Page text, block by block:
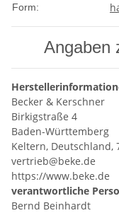
Form:
Angaben
Becker & Kerschner
Birkigstraße 4
Baden-Württemberg
Keltern, Deutschland,
vertrieb@beke.de
https://www.beke.de
verantwortliche
Bernd Beinhardt